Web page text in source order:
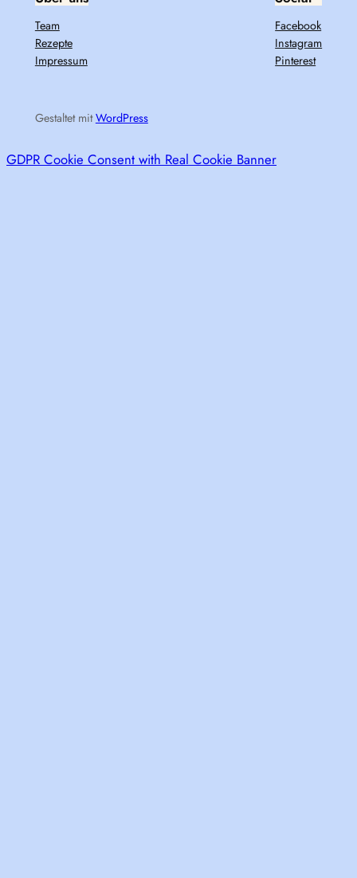
Team
Rezepte
Impressum
Facebook
Instagram
Pinterest
Gestaltet mitWordPress
GDPR Cookie Consent with Real Cookie Banner